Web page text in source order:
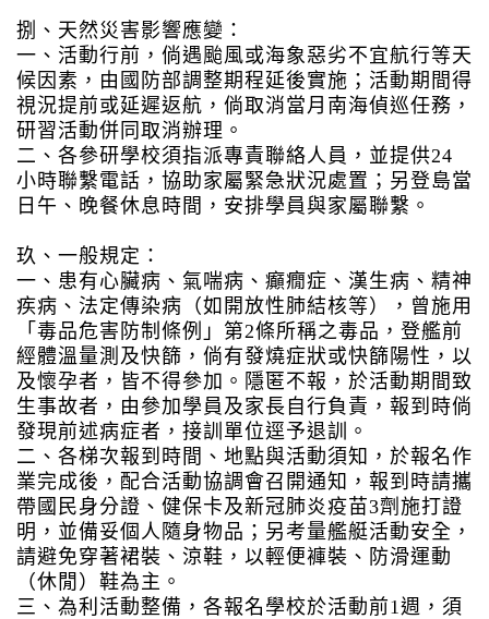
捌、天然災害影響應變：
一、活動行前，倘遇颱風或海象惡劣不宜航行等天
候因素，由國防部調整期程延後實施；活動期間得
視況提前或延遲返航，倘取消當月南海偵巡任務，
研習活動併同取消辦理。
二、各參研學校須指派專責聯絡人員，並提供24
小時聯繫電話，協助家屬緊急狀況處置；另登島當
日午、晚餐休息時間，安排學員與家屬聯繫。
玖、一般規定：
一、患有心臟病、氣喘病、癲癇症、漢生病、精神
疾病、法定傳染病（如開放性肺結核等），曾施用
「毒品危害防制條例」第2條所稱之毒品，登艦前
經體溫量測及快篩，倘有發燒症狀或快篩陽性，以
及懷孕者，皆不得參加。隱匿不報，於活動期間致
生事故者，由參加學員及家長自行負責，報到時倘
發現前述病症者，接訓單位逕予退訓。
二、各梯次報到時間、地點與活動須知，於報名作
業完成後，配合活動協調會召開通知，報到時請攜
帶國民身分證、健保卡及新冠肺炎疫苗3劑施打證
明，並備妥個人隨身物品；另考量艦艇活動安全，
請避免穿著裙裝、涼鞋，以輕便褲裝、防滑運動
（休閒）鞋為主。
三、為利活動整備，各報名學校於活動前1週，須